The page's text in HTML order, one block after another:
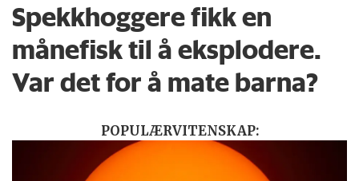
Spekkhoggere fikk en
månefisk til å eksplodere.
Var det for å mate barna?
POPULÆRVITENSKAP: